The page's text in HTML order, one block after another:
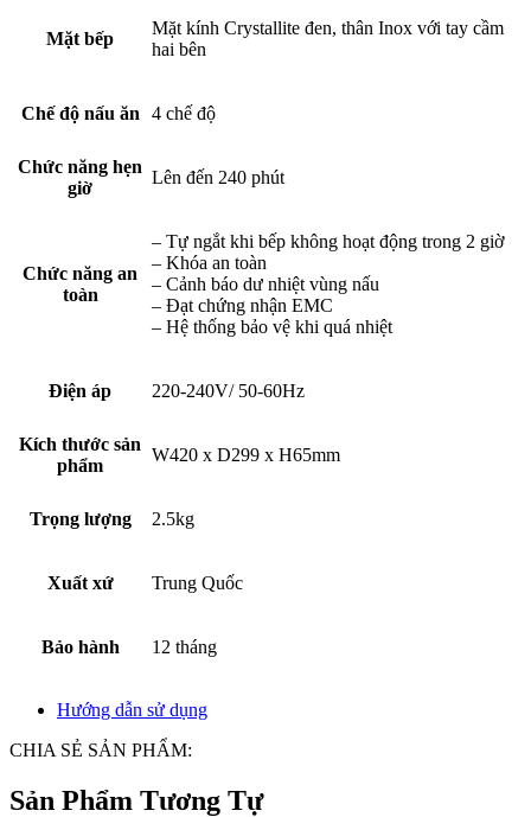
Mặt bếp
Mặt kính Crystallite đen, thân Inox với tay cầm
hai bên
Chế độ nấu ăn 4 chế độ
Chức năng hẹn
giờ
Lên đến 240 phút
Chức năng an
toàn
– Tự ngắt khi bếp không hoạt động trong 2 giờ
– Khóa an toàn
– Cảnh báo dư nhiệt vùng nấu
– Đạt chứng nhận EMC
– Hệ thống bảo vệ khi quá nhiệt
Điện áp 220-240V/ 50-60Hz
Kích thước sản
phẩm
W420 x D299 x H65mm
Trọng lượng 2.5kg
Xuất xứ Trung Quốc
Bảo hành 12 tháng
Hướng dẫn sử dụng
CHIA SẺ SẢN PHẨM:
Sản Phẩm Tương Tự